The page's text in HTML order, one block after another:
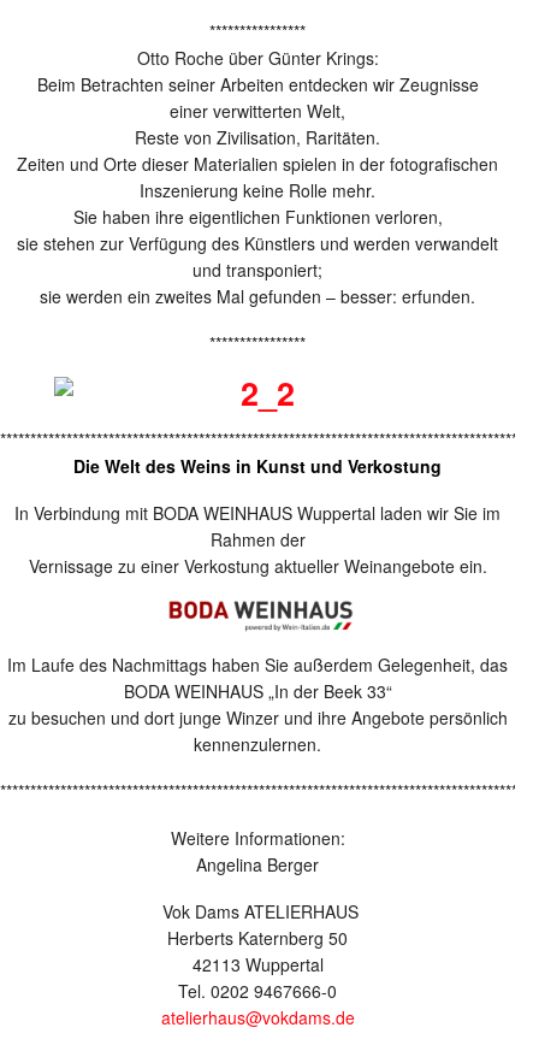
****************
Otto Roche über Günter Krings:
Beim Betrachten seiner Arbeiten entdecken wir Zeugnisse
einer verwitterten Welt,
Reste von Zivilisation, Raritäten.
Zeiten und Orte dieser Materialien spielen in der fotografischen
Inszenierung keine Rolle mehr.
Sie haben ihre eigentlichen Funktionen verloren,
sie stehen zur Verfügung des Künstlers und werden verwandelt
und transponiert;
sie werden ein zweites Mal gefunden – besser: erfunden.
****************
Die Welt des Weins in Kunst und Verkostung
In Verbindung mit BODA WEINHAUS Wuppertal laden wir Sie im
Rahmen der
Vernissage zu einer Verkostung aktueller Weinangebote ein.
Im Laufe des Nachmittags haben Sie außerdem Gelegenheit, das
BODA WEINHAUS „In der Beek 33“
zu besuchen und dort junge Winzer und ihre Angebote persönlich
kennenzulernen.
Weitere Informationen:
Angelina Berger
Vok Dams ATELIERHAUS
Herberts Katernberg 50
42113 Wuppertal
Tel. 0202 9467666-0
atelierhaus@vokdams.de